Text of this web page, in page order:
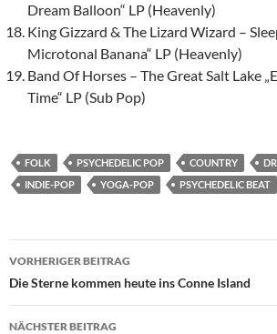
Dream Balloon“ LP (Heavenly)
King Gizzard & The Lizard Wizard –
Microtonal Banana“ LP (Heavenly)
Band Of Horses – The Great Salt Lake
Time“ LP (Sub Pop)
FOLK PSYCHEDELIC POP COUNTRY
INDIE-POP
YOGA-POP PSYCHEDELIC BEAT
Beitragsnavigation
VORHERIGER BEITRAG
Die Sterne kommen heute ins Conne Island
NÄCHSTER BEITRAG